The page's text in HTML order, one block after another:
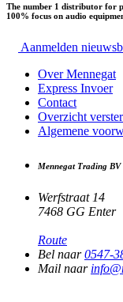
The number 1 distributor for
100% focus on audio
Aanmelden
Over Mennegat
Express Invoer
Contact
Overzicht
Algemene
Mennegat Trading BV
Werfstraat 14
7468 GG Enter
Route
Bel naar0547-
Mail naar